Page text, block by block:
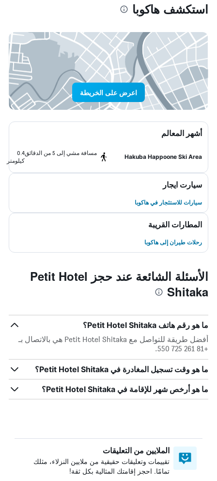
استكشف هاكوبا
اعرض على الخريطة
أشهر المعالم
Hakuba Happoone Ski Area
مسافة مشي إلى 5 من الدقائق
0.4
كيلومتر
سيارت ايجار
سيارات للاستئجار في هاكوبا
المطارات القريبة
رحلات طيران إلى هاكوبا
الأسئلة الشائعة عند حجز Petit Hotel
Shitaka
ما هو رقم هاتف Petit Hotel Shitaka؟
أفضل طريقة للتواصل مع Petit Hotel Shitaka هي بالاتصال بـ
+81 261 725 550.
ما هو وقت تسجيل المغادرة في Petit Hotel Shitaka؟
ما هو أرخص شهر للإقامة في Petit Hotel Shitaka؟
الملايين من التعليقات
تقييمات وتعليقات حقيقية من ملايين النزلاء، مثلك
تمامًا. احجز إقامتك المثالية بكل ثقة!